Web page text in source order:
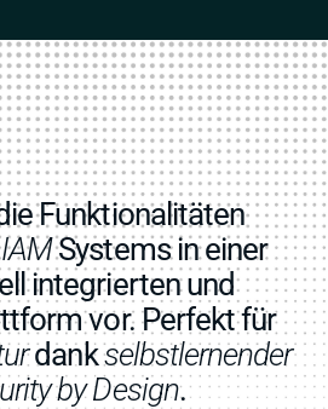
Funktionalitäten
Systems in einer
integrierten und
vor. Perfekt für
dankselbstlernender
by Design.